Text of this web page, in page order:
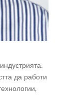
да работи